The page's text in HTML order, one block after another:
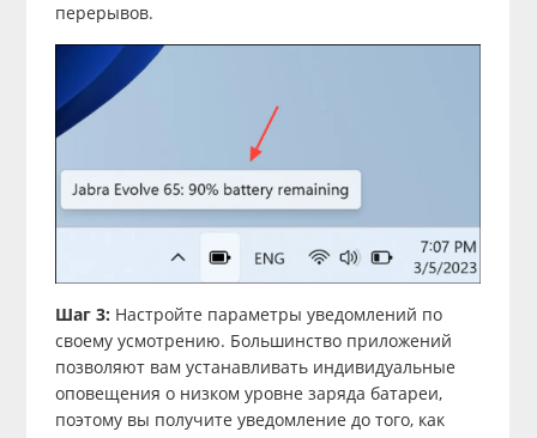
перерывов.
Шаг 3: Настройте параметры уведомлений по
своему усмотрению. Большинство приложений
позволяют вам устанавливать индивидуальные
оповещения о низком уровне заряда батареи,
поэтому вы получите уведомление до того, как